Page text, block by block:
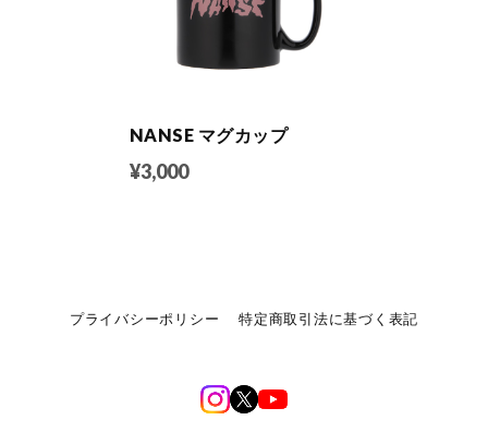
NANSE マグカップ
¥3,000
プライバシーポリシー 特定商取引法に基づく表記